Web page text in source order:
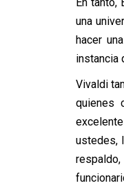
una
hacer
instancia
Vivaldi
quienes
ustedes,